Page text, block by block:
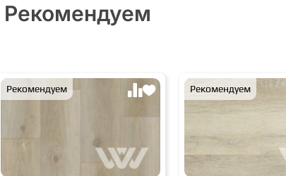
Рекомендуем
Рекомендуем Рекомендуем